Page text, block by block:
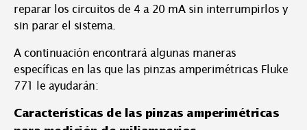
reparar los circuitos de 4 a 20 mA sin interrumpirlos y
sin parar el sistema.
A continuación encontrará algunas maneras
específicas en las que las pinzas amperimétricas Fluke
771 le ayudarán:
Características de las pinzas amperimétricas